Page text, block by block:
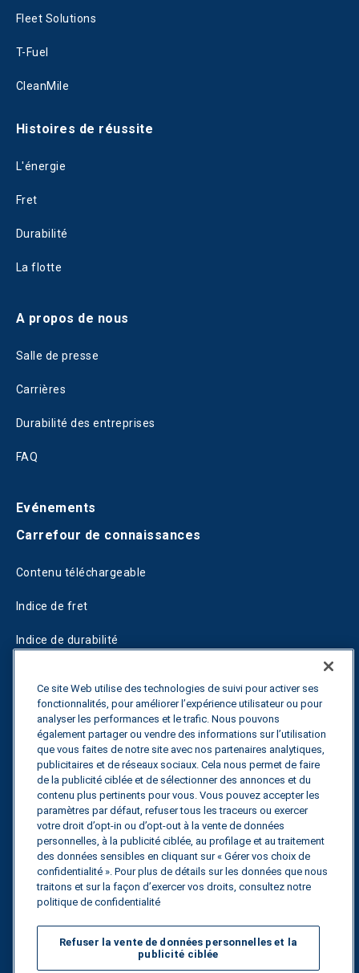
Fleet Solutions
T-Fuel
CleanMile
Histoires de réussite
L'énergie
Fret
Durabilité
La flotte
A propos de nous
Salle de presse
Carrières
Durabilité des entreprises
FAQ
Evénements
Carrefour de connaissances
Contenu téléchargeable
Indice de fret
Indice de durabilité
Guides
Fuel Savings Calculator
Calculateur d'optimisation des transports
Suivi des tarifs
Contactez nous
Tous droits réservés.
Politique de
confidentialité
Ce site Web utilise des technologies de suivi pour activer ses
fonctionnalités, pour améliorer l’expérience utilisateur ou pour
analyser les performances et le trafic. Nous pouvons
également partager ou vendre des informations sur l’utilisation
que vous faites de notre site avec nos partenaires analytiques,
publicitaires et de réseaux sociaux. Cela nous permet de faire
de la publicité ciblée et de sélectionner des annonces et du
contenu plus pertinents pour vous. Vous pouvez accepter les
paramètres par défaut, refuser tous les traceurs ou exercer
votre droit d’opt-in ou d’opt-out à la vente de données
personnelles, à la publicité ciblée, au profilage et au traitement
des données sensibles en cliquant sur « Gérer vos choix de
confidentialité ». Pour plus de détails sur les données que nous
traitons et sur la façon d’exercer vos droits, consultez notre
politique de confidentialité
Refuser la vente de données personnelles et la
publicité ciblée